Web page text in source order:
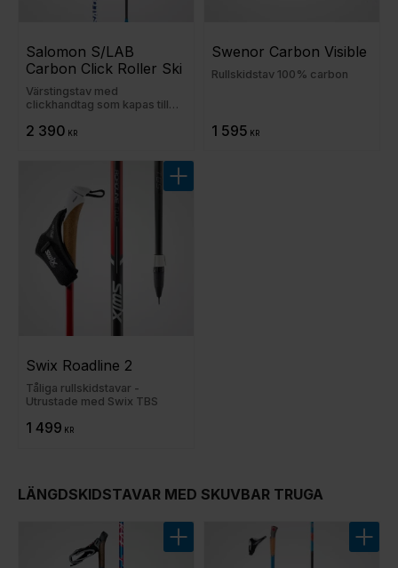
Salomon S/LAB
Carbon Click Roller Ski
Värstingstav med
clickhandtag som kapas till
2 390 KR
Swenor Carbon Visible
Rullskidstav 100% carbon
1 595 KR
Swix Roadline 2
Tåliga rullskidstavar -
Utrustade med Swix TBS
1 499 KR
Lägg till i favoriter
LÄNGDSKIDSTAVAR MED SKUVBAR TRUGA
Lägg till i favoriter Lägg